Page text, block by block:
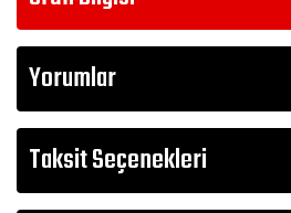
Yorumlar
Taksit Seçenekleri